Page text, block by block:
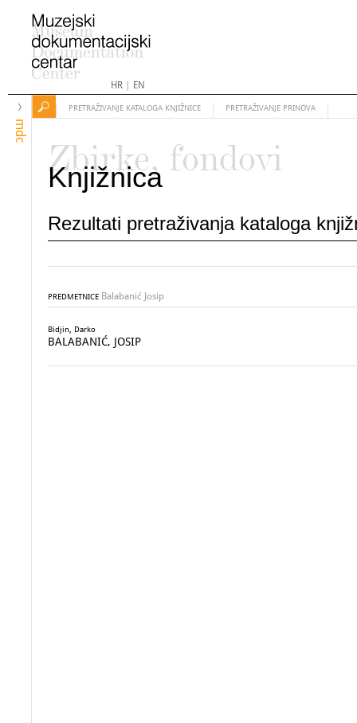
HR| EN
mdc
PRETRAŽIVANJE KATALOGA KNJIŽNICE PRETRAŽIVANJE PRINOVA
Zbirke, fondovi
Knjižnica
Rezultati pretraživanja kataloga
PREDMETNICE Balabanić Josip
Bidjin, Darko
BALABANIĆ, JOSIP